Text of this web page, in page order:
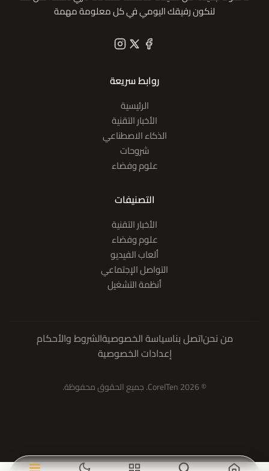
لنكون رفيقك اليومي في كل معلومة مهمة
روابط سريعة
الرئيسية
الأخبار التقنية
الذكاء الاصطناعي
شروحات
علوم وفضاء
التصنيفات
الأخبار التقنية
علوم وفضاء
ألعاب الفيديو
التواصل الإجتماعي
أنظمة التشغيل
من نحناتصل بناسياسة الخصوصيةالشروط والأحكام
إعدادات الخصوصية
© 2026 CoreITen. جميع الحقوق محفوظة.